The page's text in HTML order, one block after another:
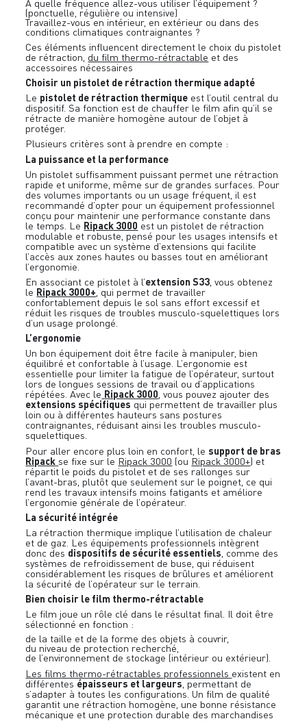
À quelle fréquence allez-vous utiliser l’équipement ?
(ponctuelle, régulière ou intensive)
Travaillez-vous en intérieur, en extérieur ou dans des
conditions climatiques contraignantes ?
Ces éléments influencent directement le choix du pistolet
de rétraction, du film thermo-rétractable et des
accessoires nécessaires
Choisir un pistolet de rétraction thermique adapté
Le pistolet de rétraction thermique est l’outil central du
dispositif. Sa fonction est de chauffer le film afin qu’il se
rétracte de manière homogène autour de l’objet à
protéger.
Plusieurs critères sont à prendre en compte :
La puissance et la performance
Un pistolet suffisamment puissant permet une rétraction
rapide et uniforme, même sur de grandes surfaces. Pour
des volumes importants ou un usage fréquent, il est
recommandé d’opter pour un équipement professionnel
conçu pour maintenir une performance constante dans
le temps. Le Ripack 3000 est un pistolet de rétraction
modulable et robuste, pensé pour les usages intensifs et
compatible avec un système d’extensions qui facilite
l’accès aux zones hautes ou basses tout en améliorant
l’ergonomie.
En associant ce pistolet à l’extension S33 , vous obtenez
le Ripack 3000+ , qui permet de travailler
confortablement depuis le sol sans effort excessif et
réduit les risques de troubles musculo-squelettiques lors
d’un usage prolongé.
L’ergonomie
Un bon équipement doit être facile à manipuler, bien
équilibré et confortable à l’usage. L’ergonomie est
essentielle pour limiter la fatigue de l’opérateur, surtout
lors de longues sessions de travail ou d’applications
répétées. Avec le Ripack 3000 , vous pouvez ajouter des
extensions spécifiques qui permettent de travailler plus
loin ou à différentes hauteurs sans postures
contraignantes, réduisant ainsi les troubles musculo-
squelettiques.
Pour aller encore plus loin en confort, lesupport de bras
Ripack se fixe sur le Ripack 3000 (ou Ripack 3000+) et
répartit le poids du pistolet et de ses rallonges sur
l’avant-bras, plutôt que seulement sur le poignet, ce qui
rend les travaux intensifs moins fatigants et améliore
l’ergonomie générale de l’opérateur.
La sécurité intégrée
La rétraction thermique implique l’utilisation de chaleur
et de gaz. Les équipements professionnels intègrent
donc des dispositifs de sécurité essentiels , comme des
systèmes de refroidissement de buse, qui réduisent
considérablement les risques de brûlures et améliorent
la sécurité de l’opérateur sur le terrain.
Bien choisir le film thermo-rétractable
Le film joue un rôle clé dans le résultat final. Il doit être
sélectionné en fonction :
de la taille et de la forme des objets à couvrir,
du niveau de protection recherché,
de l’environnement de stockage (intérieur ou extérieur).
Les films thermo-rétractables professionnels existent en
différentes épaisseurs et largeurs , permettant de
s’adapter à toutes les configurations. Un film de qualité
garantit une rétraction homogène, une bonne résistance
mécanique et une protection durable des marchandises